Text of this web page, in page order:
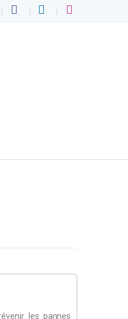
les pannes